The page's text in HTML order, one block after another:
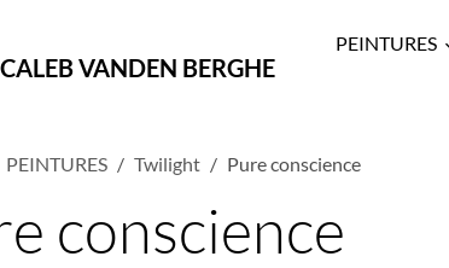
VANDEN BERGHE
PEINTURES
PEINTURES Twilight Pure conscience
conscience